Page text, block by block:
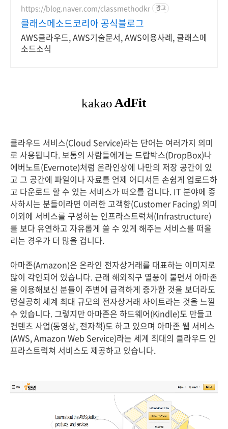
https://blog.naver.com/classmethodkr 광고
클래스메소드코리아 공식블로그
AWS클라우드, AWS기술문서, AWS이용사례, 클래스메
소드소식
클라우드 서비스(Cloud Service)라는 단어는 여러가지 의미
로 사용됩니다. 보통의 사람들에게는 드랍박스(DropBox)나
에버노트(Evernote)처럼 온라인상에 나만의 저장 공간이 있
고 그 공간에 파일이나 자료를 언제 어디서든 손쉽게 업로드하
고 다운로드 할 수 있는 서비스가 떠오를 겁니다. IT 분야에 종
사하시는 분들이라면 이러한 고객향(Customer Facing) 의미
이외에 서비스를 구성하는 인프라스트럭쳐(Infrastructure)
를 보다 유연하고 자유롭게 쓸 수 있게 해주는 서비스를 떠올
리는 경우가 더 많을 겁니다.
아마존(Amazon)은 온라인 전자상거래를 대표하는 이미지로
많이 각인되어 있습니다. 근래 해외직구 열풍이 불면서 아마존
을 이용해보신 분들이 주변에 급격하게 증가한 것을 보더라도
명실공히 세계 최대 규모의 전자상거래 사이트라는 것을 느낄
수 있습니다. 그렇지만 아마존은 하드웨어(Kindle)도 만들고
컨텐츠 사업(동영상, 전자책)도 하고 있으며 아마존 웹 서비스
(AWS, Amazon Web Service)라는 세계 최대의 클라우드 인
프라스트럭쳐 서비스도 제공하고 있습니다.